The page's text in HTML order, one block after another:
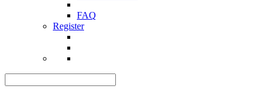
FAQ
Register